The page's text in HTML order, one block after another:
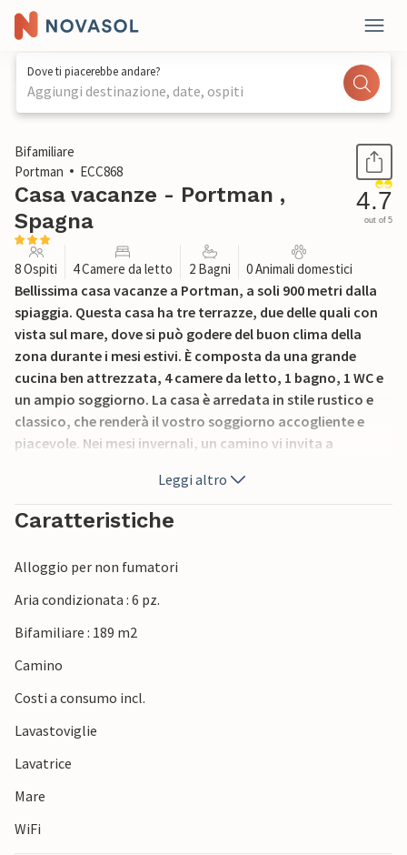
Dove ti piacerebbe andare?
Aggiungi destinazione, date, ospiti
1 / 23
Bifamiliare
Portman
ECC868
Casa vacanze - Portman ,
Spagna
4.7
out of 5
8 Ospiti 4 Camere da letto 2 Bagni 0 Animali domestici
Bellissima casa vacanze a Portman, a soli 900 metri dalla
spiaggia. Questa casa ha tre terrazze, due delle quali con
vista sul mare, dove si può godere del buon clima della
zona durante i mesi estivi. È composta da una grande
cucina ben attrezzata, 4 camere da letto, 1 bagno, 1 WC e
un ampio soggiorno. La casa è arredata in stile rustico e
classico, che renderà il vostro soggiorno accogliente e
piacevole. Nei mesi invernali, un camino vi invita a
da bar, ristoranti e negozi. Portman è una città di
pescatori e minatori, molto accogliente e familiare,
situata sulla costa di Cartagenera.
Leggi altro
Caratteristiche
Alloggio per non fumatori
Aria condizionata : 6 pz.
Bifamiliare : 189 m2
Camino
Costi a consumo incl.
Lavastoviglie
Lavatrice
Mare
WiFi